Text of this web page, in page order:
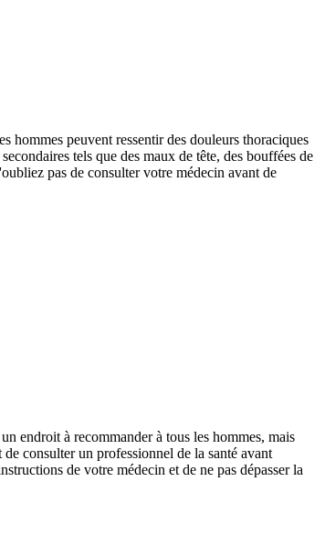
hommes peuvent ressentir des douleurs thoraciques
tels que des maux de tête, des bouffées de
pas de consulter votre médecin avant de
endroit à recommander à tous les hommes, mais
consulter un professionnel de la santé avant
de votre médecin et de ne pas dépasser la